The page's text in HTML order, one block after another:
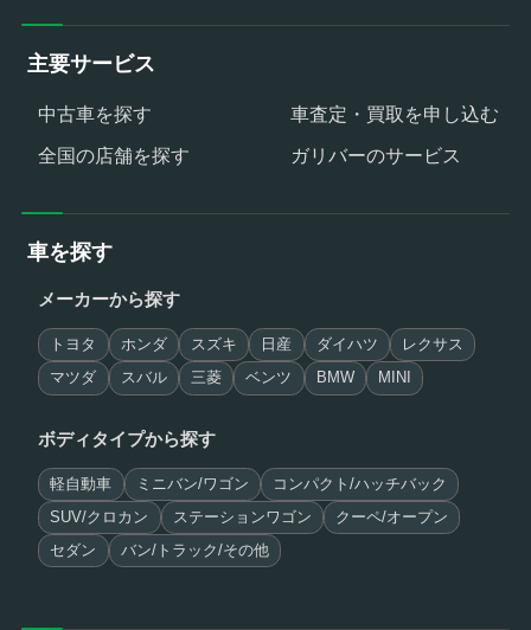
主要サービス
中古車を探す
車査定・買取を申し込む
全国の店舗を探す
ガリバーのサービス
車を探す
メーカーから探す
トヨタ ホンダ スズキ 日産 ダイハツ レクサス
マツダ スバル 三菱 ベンツ BMW MINI
ボディタイプから探す
軽自動車 ミニバン/ワゴン コンパクト/ハッチバック
SUV/クロカン ステーションワゴン クーペ/オープン
セダン バン/トラック/その他